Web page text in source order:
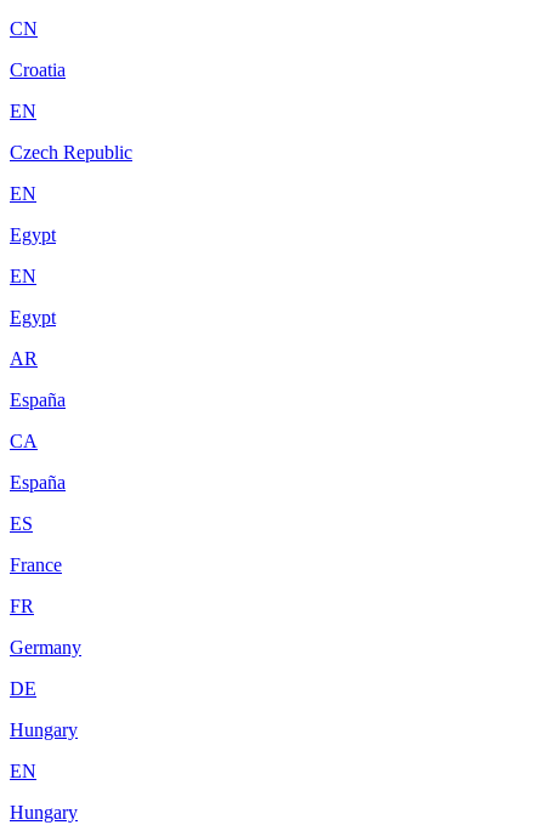
CN
Croatia
EN
Czech Republic
EN
Egypt
EN
Egypt
AR
España
CA
España
ES
France
FR
Germany
DE
Hungary
EN
Hungary